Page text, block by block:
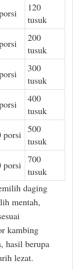
120
tusuk
200
tusuk
300
tusuk
400
tusuk
porsi 500
tusuk
porsi 700
tusuk
daging
mentah,
kambing
hasil berupa
lezat.